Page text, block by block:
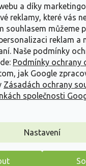
a díky
reklamy, které vás
souhlasem můžeme
reklam a
Naše podmínky
Podmínky ochrany
jak Google
Zásadách ochrany
společnosti
Nastavení
Vytvořil Shoptet
Zahradnictví Spomyšl